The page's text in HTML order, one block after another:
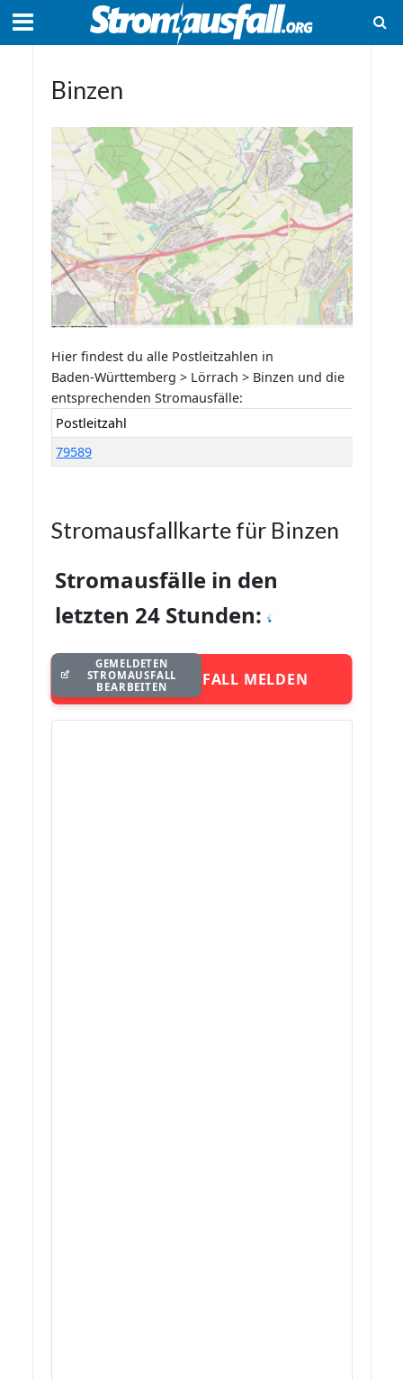
Binzen
Hier findest du alle Postleitzahlen in
Baden-Württemberg > Lörrach > Binzen und die
entsprechenden Stromausfälle:
Postleitzahl
79589
Stromausfallkarte für Binzen
Stromausfälle in den
letzten 24 Stunden:
STROMAUSFALL MELDEN
GEMELDETEN
STROMAUSFALL
BEARBEITEN